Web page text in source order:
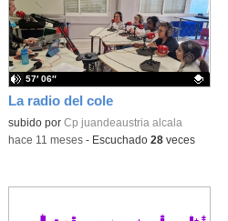
La radio del cole
Contenido educativo.
subido por Cp juandeaustria alcala
57′ 06″
-hace 11 meses- Escuchado 28veces